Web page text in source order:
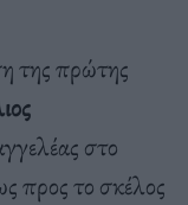
της πρώτης
στο
προς το σκέλος